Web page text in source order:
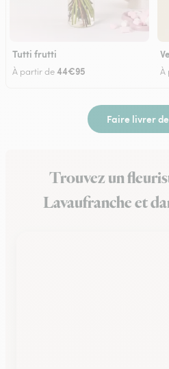
Tutti frutti
À partir de44€95 À
Faire livrer
Trouvez un
Lavaufranche et